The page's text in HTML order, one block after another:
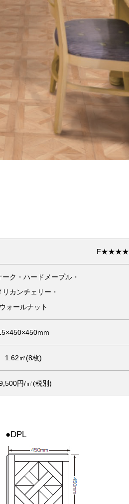
F★★★★
ク・ハードメープル・
リカンチェリー・
ウォールナット
1.62㎡(8枚)
円/㎡(税別)
●DPL